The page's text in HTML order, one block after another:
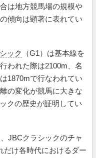
は地方競馬場の規模や
傾向は顕著に表れてい
ック
（G1）は基本線を
われた際は2100m、名
1870mで行なわれてい
の変化が競馬に大きな
クの歴史が証明してい
JBCクラシックのチャ
だけ各時代におけるダー